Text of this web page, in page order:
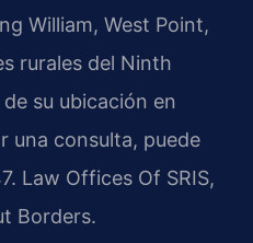
William, West Point,
rurales del Ninth
su ubicación en
una consulta, puede
Law Offices Of SRIS,
Borders.